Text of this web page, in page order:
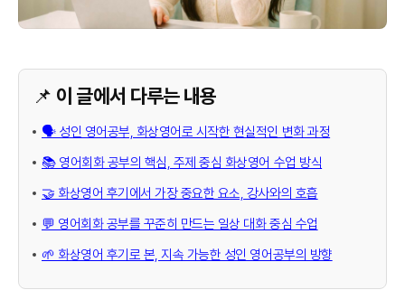
📌 이 글에서 다루는 내용
🗣️ 성인 영어공부, 화상영어로 시작한 현실적인 변화 과정
📚 영어회화 공부의 핵심, 주제 중심 화상영어 수업 방식
🤝 화상영어 후기에서 가장 중요한 요소, 강사와의 호흡
💬 영어회화 공부를 꾸준히 만드는 일상 대화 중심 수업
🌱 화상영어 후기로 본, 지속 가능한 성인 영어공부의 방향